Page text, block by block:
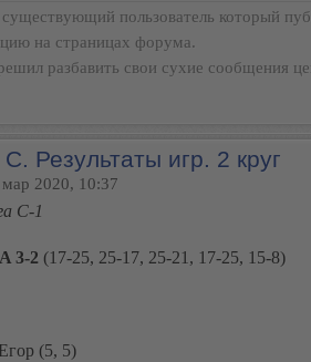
существующий пользователь который
на страницах форума.
разбавить свои сухие сообщения
Результаты игр. 2 круг
2020, 10:37
С-1
3-2 (17-25, 25-17, 25-21, 17-25, 15-8)
(5, 5)